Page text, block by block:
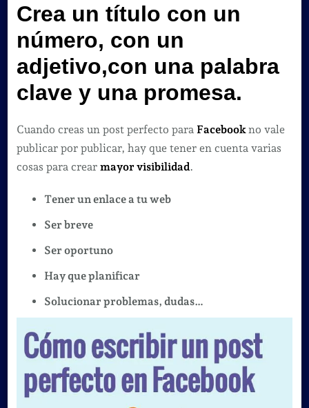
perfecto
en
.
Crea un título con un
número, con un
adjetivo,con una palabra
clave y una promesa.
Cuando creas un post perfecto para Facebookno vale
publicar por publicar, hay que tener en cuenta varias
cosas para crear mayor visibilidad.
Tener un enlace a tu web
Ser breve
Ser oportuno
Hay que planificar
Solucionar problemas, dudas…